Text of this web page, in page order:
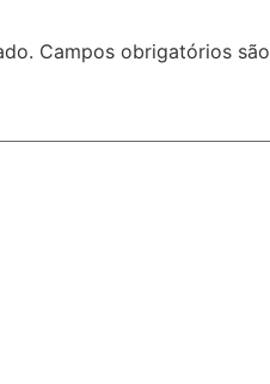
Campos obrigatórios são